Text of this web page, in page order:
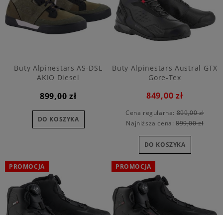
Buty Alpinestars AS-DSL
AKIO Diesel
899,00 zł
DO KOSZYKA
Buty Alpinestars Austral GTX
Gore-Tex
849,00 zł
Cena regularna:899,00 zł
Najniższa cena:899,00 zł
DO KOSZYKA
PROMOCJA PROMOCJA